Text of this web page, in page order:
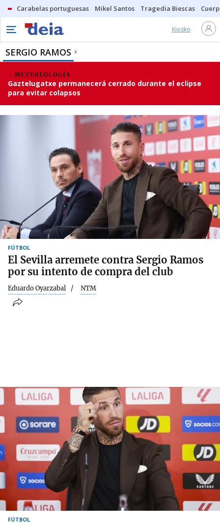
Carabelas portuguesas Mikel Santos Tragedia Biescas
Kiosko
SERGIO RAMOS
METEREOLOGÍA
Gaztelugatxe permanecerá cerrado durante el eclipse
para evitar colapsos
FÚTBOL
El Sevilla arremete contra Sergio Ramos
por su intento de compra del club
Eduardo Oyarzabal NTM
FÚTBOL